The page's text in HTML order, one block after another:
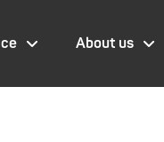
About us